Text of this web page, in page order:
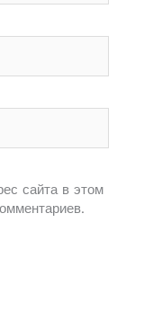
сайта в этом